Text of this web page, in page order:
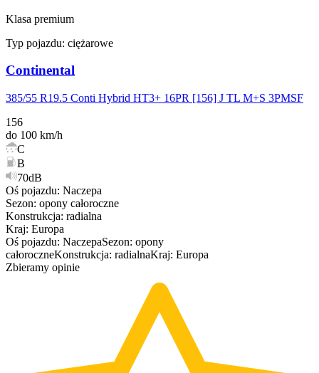
Klasa premium
Typ pojazdu: ciężarowe
Continental
385/55 R19.5 Conti Hybrid HT3+ 16PR [156] J TL M+S 3PMSF
156
do 100 km/h
C
B
70dB
Oś pojazdu: Naczepa
Sezon: opony całoroczne
Konstrukcja: radialna
Kraj: Europa
Oś pojazdu: NaczepaSezon: opony
całoroczneKonstrukcja: radialnaKraj: Europa
Zbieramy opinie